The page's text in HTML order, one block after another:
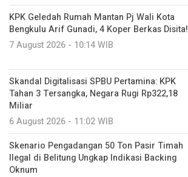
KPK Geledah Rumah Mantan Pj Wali Kota
Bengkulu Arif Gunadi, 4 Koper Berkas Disita!
7 August 2026 - 10:14 WIB
Skandal Digitalisasi SPBU Pertamina: KPK
Tahan 3 Tersangka, Negara Rugi Rp322,18
Miliar
6 August 2026 - 11:02 WIB
Skenario Pengadangan 50 Ton Pasir Timah
Ilegal di Belitung Ungkap Indikasi Backing
Oknum